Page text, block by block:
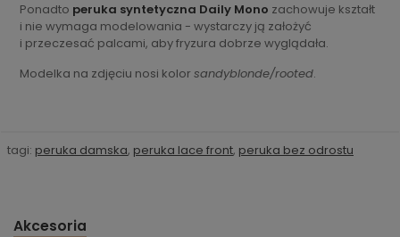
Ponadto peruka syntetyczna Daily Mono zachowuje kształt
i nie wymaga modelowania - wystarczy ją założyć
i przeczesać palcami, aby fryzura dobrze wyglądała.
Modelka na zdjęciu nosi kolor sandyblonde/rooted.
tagi: peruka damska, peruka lace front, peruka bez odrostu
Akcesoria